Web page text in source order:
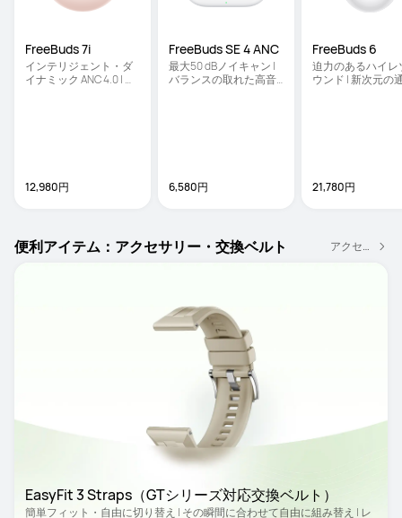
FreeBuds 7i
インテリジェント・ダ
イナミック ANC 4.0 | 安
12,980円
FreeBuds SE 4 ANC
最大50 dBノイキャン |
バランスの取れた高音
6,580円
FreeBuds 6
迫力のあるハイレ
ウンド | 新次元の
21,780円
便利アイテム：アクセサリー・交換ベルト アクセサリー
EasyFit 3 Straps（GTシリーズ対応交換ベルト）
簡単フィット・自由に切り替え | その瞬間に合わせて自由に組み替え | レ